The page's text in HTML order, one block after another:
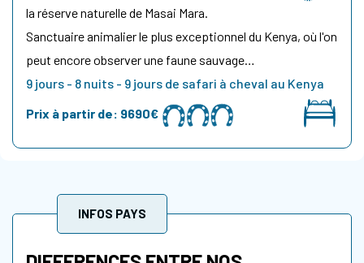
la réserve naturelle de Masai Mara.
Sanctuaire animalier le plus exceptionnel du Kenya, où l'on
peut encore observer une faune sauvage…
9 jours - 8 nuits - 9 jours de safari à cheval au Kenya
Prix à partir de: 9690€
INFOS PAYS